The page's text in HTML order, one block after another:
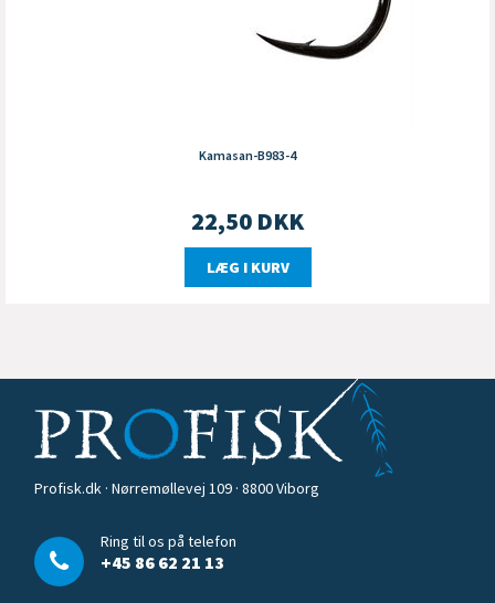
Kamasan-B983-4
22,50 DKK
LÆG I KURV
Profisk.dk · Nørremøllevej 109 · 8800 Viborg
Ring til os på telefon
+45 86 62 21 13